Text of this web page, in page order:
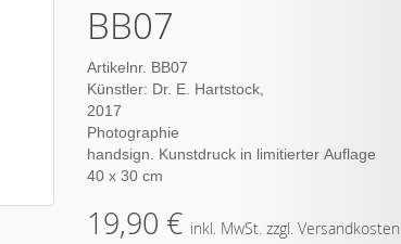
BB07
Artikelnr. BB07
Künstler: Dr. E. Hartstock,
19,90 € inkl. MwSt. zzgl. Versandkosten